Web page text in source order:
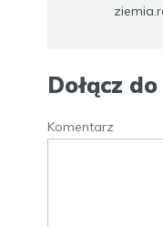
Dołącz
Komentarz